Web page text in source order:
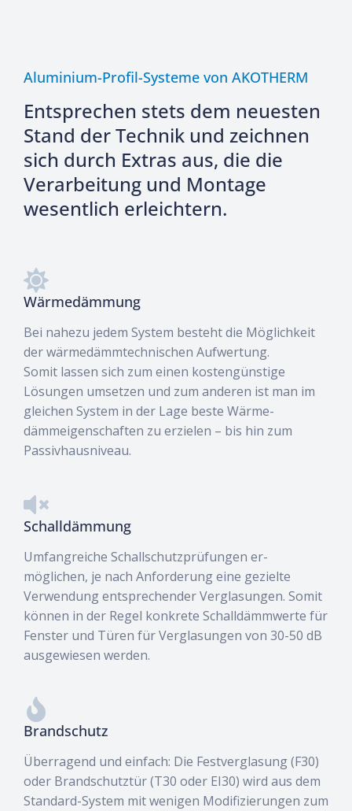
Aluminium-Profil-Systeme von AKOTHERM
Entsprechen stets dem neuesten
Stand der Technik und zeichnen
sich durch Extras aus, die die
Verarbeitung und Montage
wesentlich erleichtern.
Wärmedämmung
Bei nahezu jedem System besteht die Möglichkeit
der wärmedämmtechnischen Aufwertung.
Somit lassen sich zum einen kostengünstige
Lösungen umsetzen und zum anderen ist man im
gleichen System in der Lage beste Wärme-
dämmeigenschaften zu erzielen – bis hin zum
Passivhausniveau.
Schalldämmung
Umfangreiche Schallschutzprüfungen er-
möglichen, je nach Anforderung eine gezielte
Verwendung entsprechender Verglasungen. Somit
können in der Regel konkrete Schalldämmwerte für
Fenster und Türen für Verglasungen von 30-50 dB
ausgewiesen werden.
Brandschutz
Überragend und einfach: Die Festverglasung (F30)
oder Brandschutztür (T30 oder EI30) wird aus dem
Standard-System mit wenigen Modifizierungen zum